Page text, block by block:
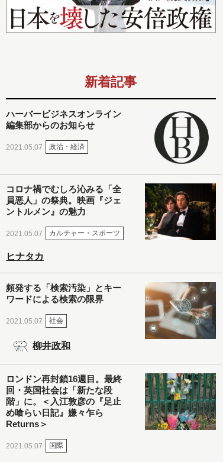
新着記事
ハーバービジネスオンライン
編集部からのお知らせ
2021.05.07 政治・経済
コロナ禍でむしろ沁みる「全
員悪人」の祭典。映画『ジェ
ントルメン』の魅力
2021.05.07 カルチャー・スポーツ
ヒナタカ
頻発する「検索汚染」とキー
ワードによる検索の限界
2021.05.07 社会
柳井政和
ロンドン再封鎖16週目。最終
回・英国社会は「新たな段
階」に。＜入江敦彦の『足止
め喰らい日記』嫌々乍ら
Returns＞
2021.05.07 国際